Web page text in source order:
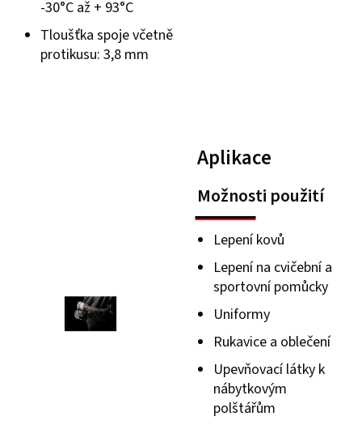
-30°C až + 93°C
Tloušťka spoje včetně
protikusu: 3,8 mm
Aplikace
Možnosti použití
Lepení kovů
Lepení na cvičební a
sportovní pomůcky
Uniformy
Rukavice a oblečení
Upevňovací látky k
nábytkovým
polštářům